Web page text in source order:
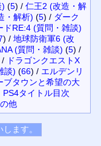
) (5) / 仁王2 (改造・解
・解析) (5) / ダーク
ドRE:4 (質問・雑談)
) / 地球防衛軍6 (改
(質問・雑談) (5) /
/ ドラゴンクエストX
談) (66) / エルデンリ
ブタウンと希望の大
PS4タイトル目次
他